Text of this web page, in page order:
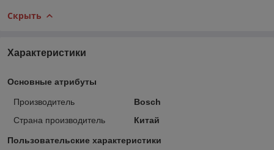
Скрыть
Характеристики
Основные атрибуты
Производитель
Bosch
Страна производитель
Китай
Пользовательские характеристики